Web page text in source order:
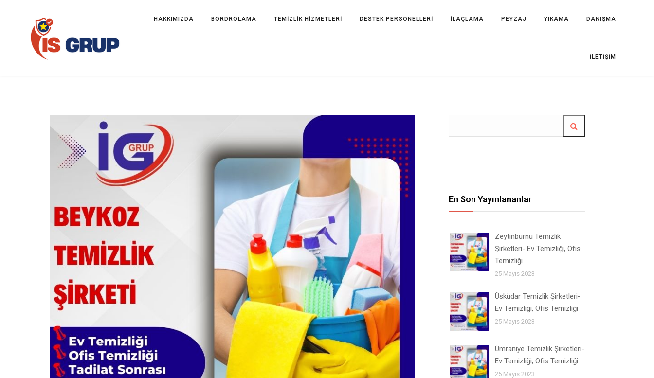
HAKKIMIZDA BORDROLAMA TEMİZLİK HİZMETLERİ DESTEK PERSONELLERİ İLAÇLAMA PEYZAJ YIKAMA DANIŞMA
İLETIŞIM
En Son Yayınlananlar
Zeytinburnu Temizlik
Şirketleri- Ev Temizliği, Ofis
Temizliği
25 Mayıs 2023
Üsküdar Temizlik Şirketleri-
Ev Temizliği, Ofis Temizliği
25 Mayıs 2023
Ümraniye Temizlik Şirketleri-
Ev Temizliği, Ofis Temizliği
25 Mayıs 2023